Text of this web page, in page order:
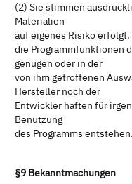
(2) Sie stimmen
Materialien
auf eigenes Risiko
die Programmfunktionen
genügen oder in der
von ihm getroffenen
Hersteller noch der
Entwickler haften für
Benutzung
des Programms entstehen.
§9 Bekanntmachungen